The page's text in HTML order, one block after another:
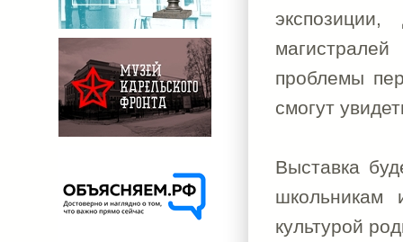
проблемы
смогут
Выставка
школьникам
культурой